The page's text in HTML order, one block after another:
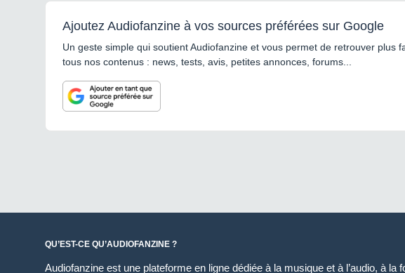
Ajoutez Audiofanzine à vos sources préférées sur Google
Un geste simple qui soutient Audiofanzine et vous permet de retrouver plus
tous nos contenus : news, tests, avis, petites annonces, forums...
QU’EST-CE QU’AUDIOFANZINE ?
Audiofanzine est une plateforme en ligne dédiée à la musique et à l’audio, à la